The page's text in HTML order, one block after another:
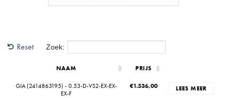
Reset Zoek:
NAAM PRIJS
GIA (2414863195) - 0.53-D-VS2-EX-EX-
EX-F
€1.536,00 LEES MEER